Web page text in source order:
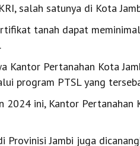
salah satunya di Kota
tanah dapat
Kantor Pertanahan Kota
program PTSL yang
2024 ini, Kantor
Provinisi Jambi juga